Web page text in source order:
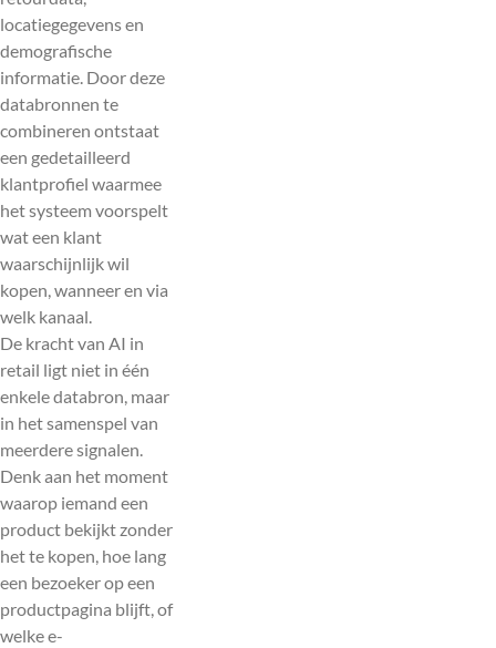
locatiegegevens en
demografische
informatie. Door deze
databronnen te
combineren ontstaat
een gedetailleerd
klantprofiel waarmee
het systeem voorspelt
wat een klant
waarschijnlijk wil
kopen, wanneer en via
welk kanaal.
De kracht van AI in
retail ligt niet in één
enkele databron, maar
in het samenspel van
meerdere signalen.
Denk aan het moment
waarop iemand een
product bekijkt zonder
het te kopen, hoe lang
een bezoeker op een
productpagina blijft, of
welke e-